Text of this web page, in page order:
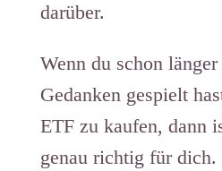
darüber.
Wenn du schon
Gedanken gespielt
ETF zu kaufen, dann
genau richtig für dich.